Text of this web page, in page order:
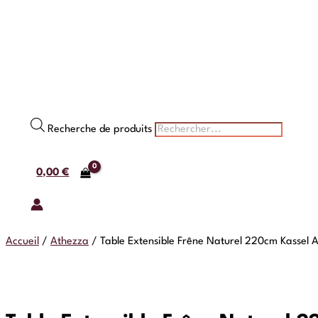
Recherche de produits
0,00€
Accueil / Athezza / Table Extensible Frêne Naturel 220cm Kassel